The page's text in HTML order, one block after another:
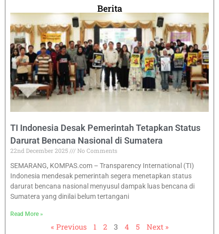
Berita
TI Indonesia Desak Pemerintah Tetapkan Status
Darurat Bencana Nasional di Sumatera
22nd December 2025
No Comments
SEMARANG, KOMPAS.com – Transparency International (TI)
Indonesia mendesak pemerintah segera menetapkan status
darurat bencana nasional menyusul dampak luas bencana di
Sumatera yang dinilai belum tertangani
Read More »
« Previous 1 2 3 4 5 Next »